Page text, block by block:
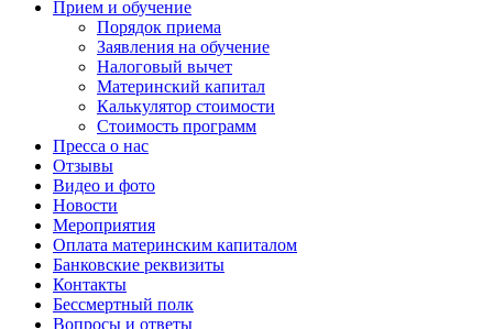
Прием и обучение
Порядок приема
Заявления на обучение
Налоговый вычет
Материнский капитал
Калькулятор стоимости
Стоимость программ
Пресса о нас
Отзывы
Видео и фото
Новости
Мероприятия
Оплата материнским капиталом
Банковские реквизиты
Контакты
Бессмертный полк
Вопросы и ответы